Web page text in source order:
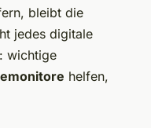
bleibt die
jedes digitale
: wichtige
helfen,